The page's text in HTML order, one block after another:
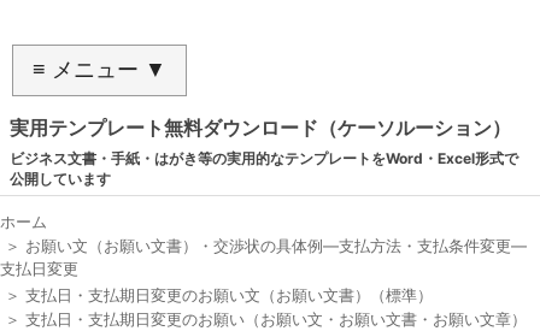
≡ メニュー ▼
実用テンプレート無料ダウンロード（ケーソルーション）
ビジネス文書・手紙・はがき等の実用的なテンプレートをWord・Excel形式で
公開しています
ホーム
＞ お願い文（お願い文書）・交渉状の具体例―支払方法・支払条件変更―
支払日変更
＞ 支払日・支払期日変更のお願い文（お願い文書）（標準）
＞ 支払日・支払期日変更のお願い（お願い文・お願い文書・お願い文章）